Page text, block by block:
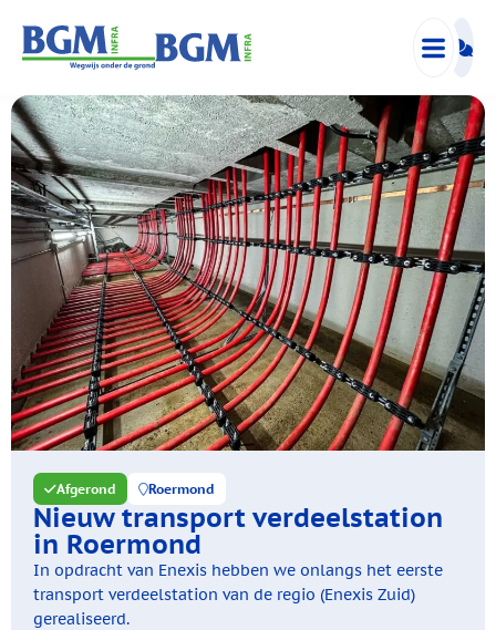
Afgerond Roermond
Nieuw transport verdeelstation
in Roermond
In opdracht van Enexis hebben we onlangs het eerste
transport verdeelstation van de regio (Enexis Zuid)
gerealiseerd.